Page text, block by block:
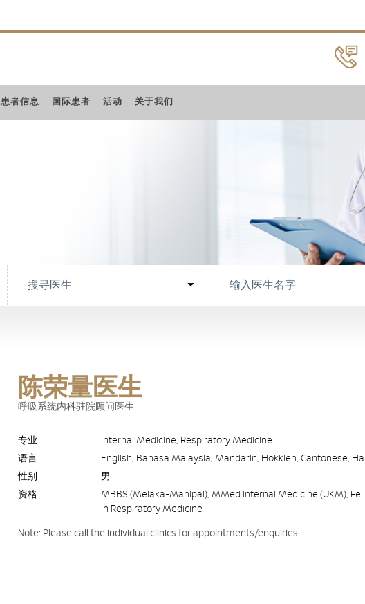
患者信息 国际患者 活动 关于我们
陈荣量医生
呼吸系统内科驻院顾问医生
专业 :
Internal Medicine, Respiratory Medicine
语言
:
English, Bahasa Malaysia, Mandarin, Hokkien, Cantonese,
性别
:
男
资格
:
MBBS (Melaka-Manipal), MMed Internal Medicine (UKM),
in Respiratory Medicine
Note: Please call the individual clinics for appointments/enquiries.